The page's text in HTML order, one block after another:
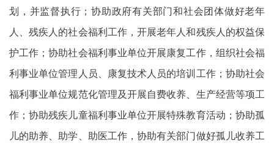
划，并监督执行；协助政府有关部门和社会团体做好老年
人、残疾人的社会福利工作，开展老年人和残疾人的权益保
护工作；协助社会福利事业单位开展康复工作，组织社会福
利事业单位管理人员、康复技术人员的培训工作；协助社会
福利事业单位规范化管理及开展自费收养、生产经营等项工
作；协助残疾儿童福利事业单位开展特殊教育活动；协助孤
儿的助养、助学、助医工作，协助有关部门做好孤儿收养工